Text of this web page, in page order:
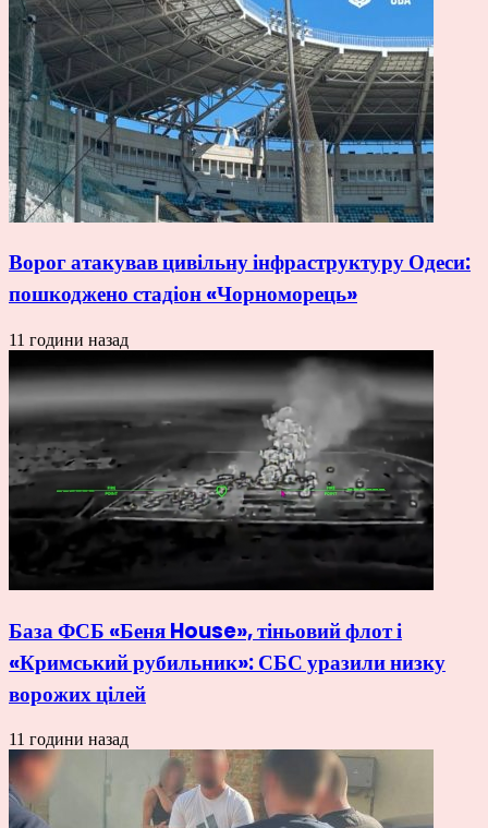
Ворог атакував цивільну інфраструктуру Одеси:
пошкоджено стадіон «Чорноморець»
11 години назад
База ФСБ «Беня House», тіньовий флот і
«Кримський рубильник»: СБС уразили низку
ворожих цілей
11 години назад